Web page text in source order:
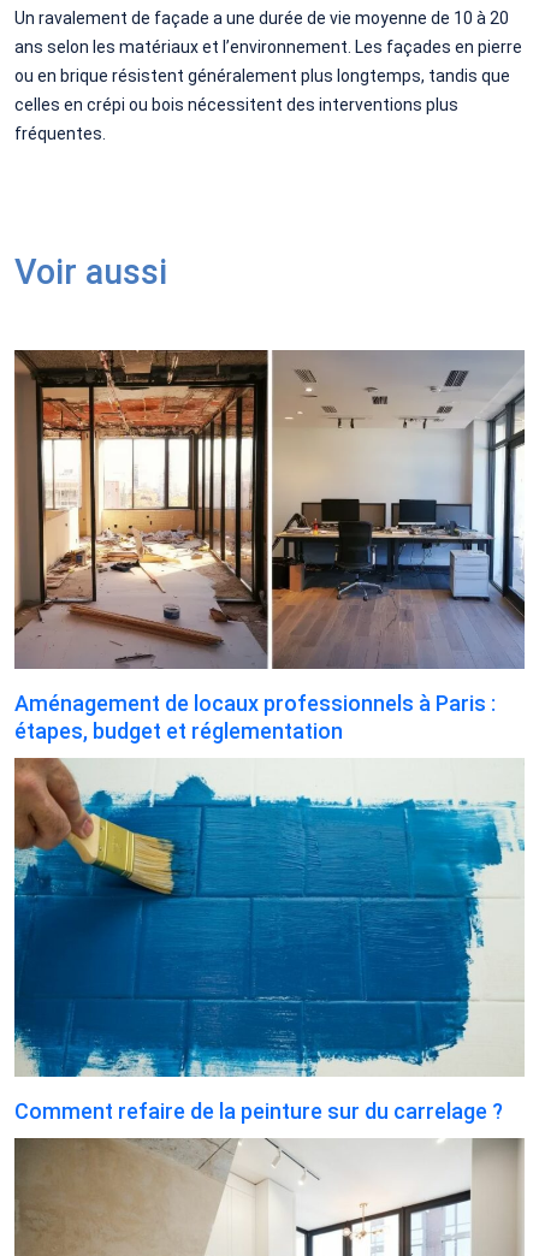
Un ravalement de façade a une durée de vie moyenne de 10 à 20
ans selon les matériaux et l’environnement. Les façades en pierre
ou en brique résistent généralement plus longtemps, tandis que
celles en crépi ou bois nécessitent des interventions plus
fréquentes.
Voir aussi
Aménagement de locaux professionnels à Paris :
étapes, budget et réglementation
Comment refaire de la peinture sur du carrelage ?